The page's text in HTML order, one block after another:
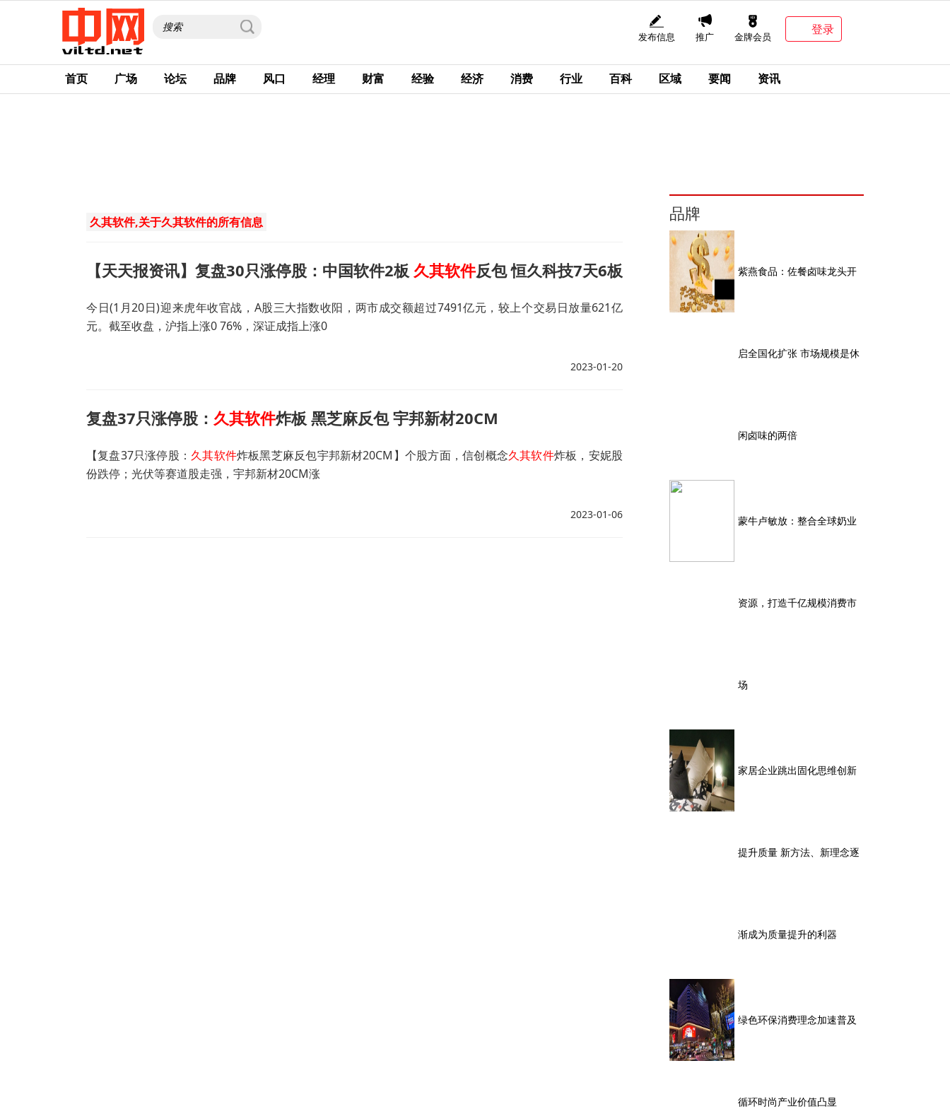
发布信息 推广 金牌会员
登录
首页 广场 论坛 品牌 风口 经理 财富 经验 经济 消费 行业 百科 区域 要闻 资讯
久其软件,关于久其软件的所有信息
【天天报资讯】复盘30只涨停股：中国软件2板 久其软件反包 恒久科技7天6板
今日(1月20日)迎来虎年收官战，A股三大指数收阳，两市成交额超过7491亿元，较上个交易日放量621亿
元。截至收盘，沪指上涨0 76%，深证成指上涨0
2023-01-20
复盘37只涨停股： 久其软件炸板 黑芝麻反包 宇邦新材20CM
【复盘37只涨停股： 久其软件炸板黑芝麻反包宇邦新材20CM】个股方面，信创概念久其软件炸板，安妮股
份跌停；光伏等赛道股走强，宇邦新材20CM涨
2023-01-06
品牌
紫燕食品：佐餐卤味龙头开
启全国化扩张 市场规模是休
闲卤味的两倍
蒙牛卢敏放：整合全球奶业
资源，打造千亿规模消费市
场
家居企业跳出固化思维创新
提升质量 新方法、新理念逐
渐成为质量提升的利器
绿色环保消费理念加速普及
循环时尚产业价值凸显